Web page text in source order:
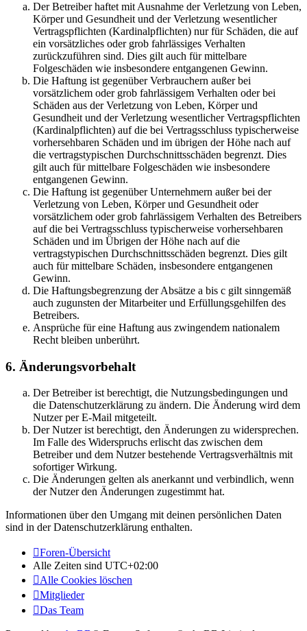
Der Betreiber haftet mit Ausnahme der Verletzung von Leben,
Körper und Gesundheit und der Verletzung wesentlicher
Vertragspflichten (Kardinalpflichten) nur für Schäden, die auf
ein vorsätzliches oder grob fahrlässiges Verhalten
zurückzuführen sind. Dies gilt auch für mittelbare
Folgeschäden wie insbesondere entgangenen Gewinn.
Die Haftung ist gegenüber Verbrauchern außer bei
vorsätzlichem oder grob fahrlässigem Verhalten oder bei
Schäden aus der Verletzung von Leben, Körper und
Gesundheit und der Verletzung wesentlicher Vertragspflichten
(Kardinalpflichten) auf die bei Vertragsschluss typischerweise
vorhersehbaren Schäden und im übrigen der Höhe nach auf
die vertragstypischen Durchschnittsschäden begrenzt. Dies
gilt auch für mittelbare Folgeschäden wie insbesondere
entgangenen Gewinn.
Die Haftung ist gegenüber Unternehmern außer bei der
Verletzung von Leben, Körper und Gesundheit oder
vorsätzlichem oder grob fahrlässigem Verhalten des Betreibers
auf die bei Vertragsschluss typischerweise vorhersehbaren
Schäden und im Übrigen der Höhe nach auf die
vertragstypischen Durchschnittsschäden begrenzt. Dies gilt
auch für mittelbare Schäden, insbesondere entgangenen
Gewinn.
Die Haftungsbegrenzung der Absätze a bis c gilt sinngemäß
auch zugunsten der Mitarbeiter und Erfüllungsgehilfen des
Betreibers.
Ansprüche für eine Haftung aus zwingendem nationalem
Recht bleiben unberührt.
6. Änderungsvorbehalt
Der Betreiber ist berechtigt, die Nutzungsbedingungen und
die Datenschutzerklärung zu ändern. Die Änderung wird dem
Nutzer per E-Mail mitgeteilt.
Der Nutzer ist berechtigt, den Änderungen zu widersprechen.
Im Falle des Widerspruchs erlischt das zwischen dem
Betreiber und dem Nutzer bestehende Vertragsverhältnis mit
sofortiger Wirkung.
Die Änderungen gelten als anerkannt und verbindlich, wenn
der Nutzer den Änderungen zugestimmt hat.
Informationen über den Umgang mit deinen persönlichen Daten
sind in der Datenschutzerklärung enthalten.
Foren-Übersicht
Alle Zeiten sind UTC+02:00
Alle Cookies löschen
Mitglieder
Das Team